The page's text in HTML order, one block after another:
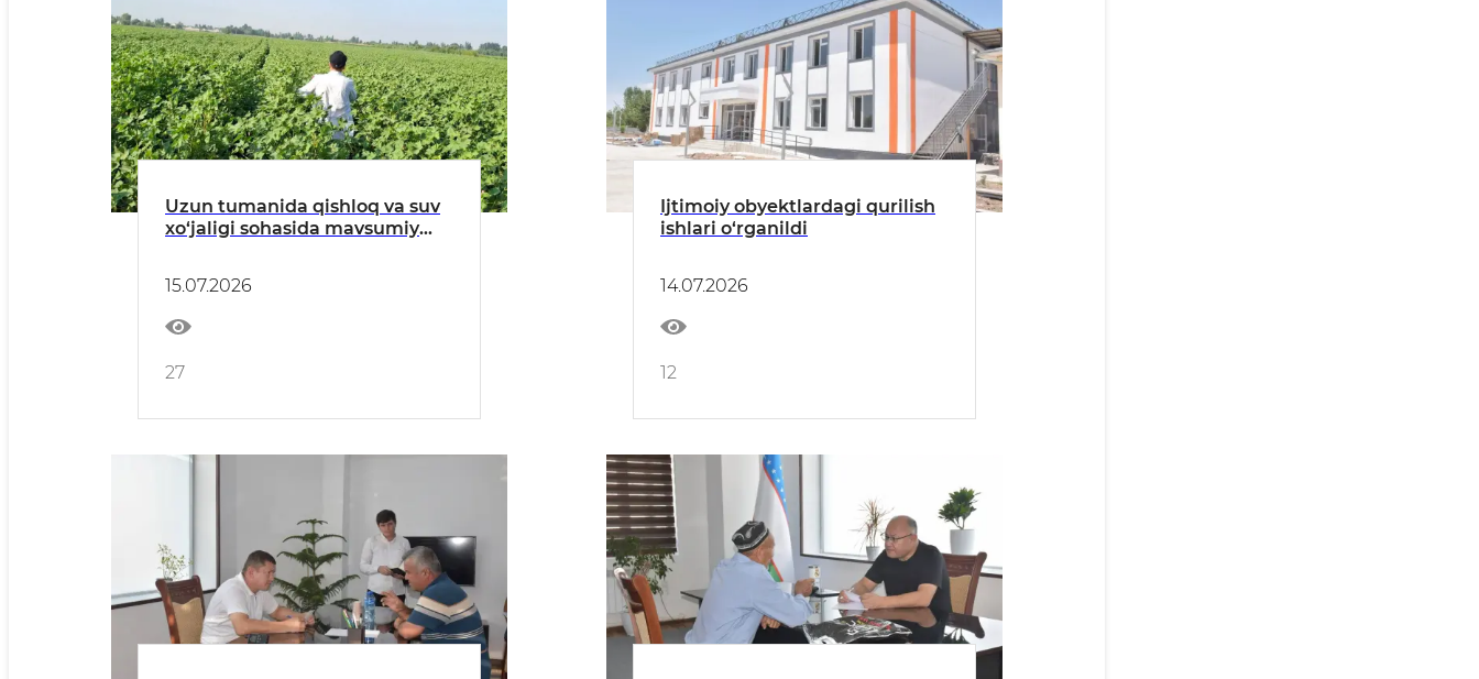
Uzun tumanida qishloq va suv
xo‘jaligi sohasida mavsumiy
borilmoqda.
15.07.2026
27
Ijtimoiy obyektlardagi qurilish
ishlari o‘rganildi
14.07.2026
12